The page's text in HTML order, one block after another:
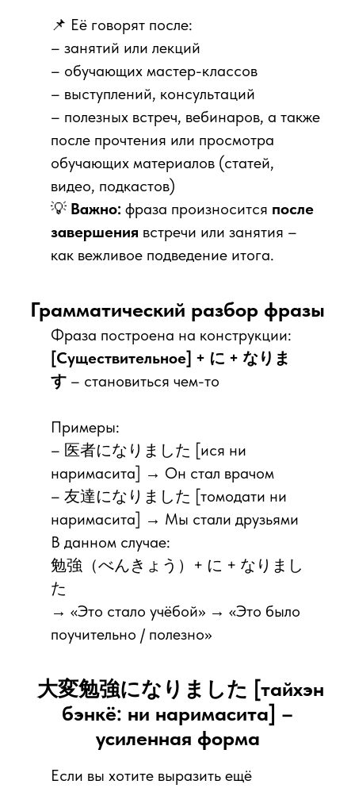
📌 Её говорят после:
– занятий или лекций
– обучающих мастер-классов
– выступлений, консультаций
– полезных встреч, вебинаров, а также
после прочтения или просмотра
обучающих материалов (статей,
видео, подкастов)
💡 Важно: фраза произносится после
завершения встречи или занятия –
как вежливое подведение итога.
Грамматический разбор фразы
Фраза построена на конструкции:
[Существительное] + に + なりま
す – становиться чем-то
Примеры:
– 医者になりました [ися ни
наримасита] → Он стал врачом
– 友達になりました [томодати ни
наримасита] → Мы стали друзьями
В данном случае:
勉強（べんきょう）+ に + なりまし
た
→ «Это стало учёбой» → «Это было
поучительно / полезно»
大変勉強になりました [тайхэн
бэнкё: ни наримасита] –
усиленная форма
Если вы хотите выразить ещё